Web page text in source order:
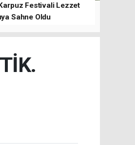
Festivali Lezzet
Sahne Oldu